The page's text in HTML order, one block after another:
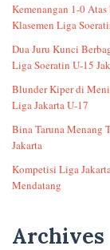
Kemenangan 1-0
Klasemen Liga
Dua Juru Kunci
Liga Soeratin U-15
Blunder Kiper di
Liga Jakarta U-17
Bina Taruna Menang
Jakarta
Kompetisi Liga
Mendatang
Archives